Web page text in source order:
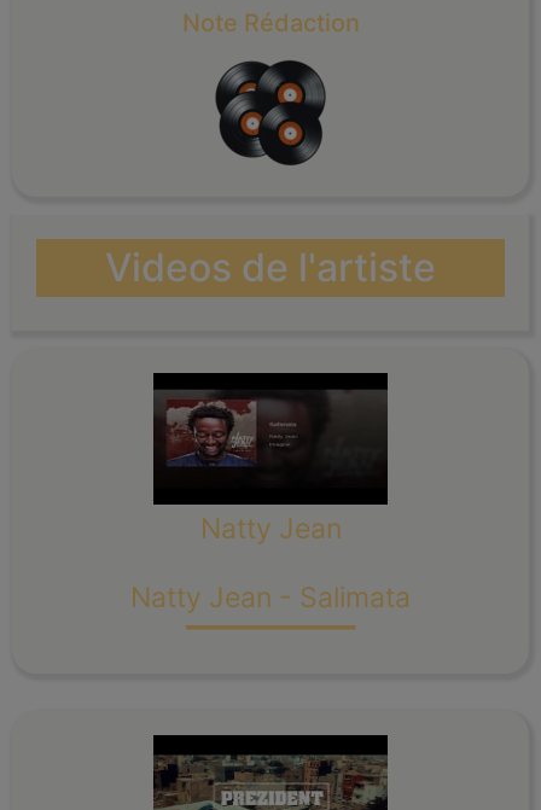
Note Rédaction
Videos de l'artiste
Natty Jean
Natty Jean - Salimata
_______